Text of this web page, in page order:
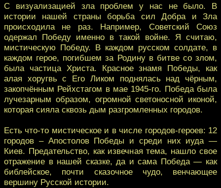
С визуализацией зла проблем у нас не было. В
истории нашей страны борьба сил Добра и Зла
происходила не раз. Например, Советский Союз
одержал Победу именно в такой войне. Я считаю,
мистическую Победу. В каждом русском солдате, в
каждом герое, погибшем за Родину в битве со злом,
была частица Христа. Красное знамя Победы, как
алая хоругвь с Его Ликом поднялась над чёрным,
закопчённым Рейхстагом в мае 1945-го. Победа была
лучезарным образом, огромной светоносной иконой,
которая сияла сквозь дым разгромленных городов.
Есть что-то мистическое и в числе городов-героев: 12
городов – Апостолов Победы и среди них иуда —
Киев. Предательство, как извечная тема, нашло свое
отражение в нашей сказке, да и сама Победа — как
библейское, почти сказочное чудо, венчающее
вершину Русской истории.